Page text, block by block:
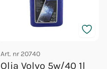
Art. nr 20740
Olja Volvo 5w/40 1l